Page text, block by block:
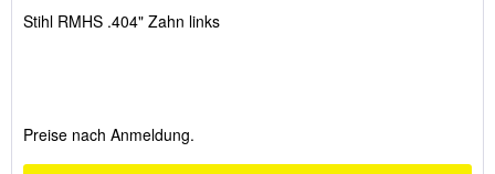
Stihl RMHS .404" Zahn links
Preise nach Anmeldung.